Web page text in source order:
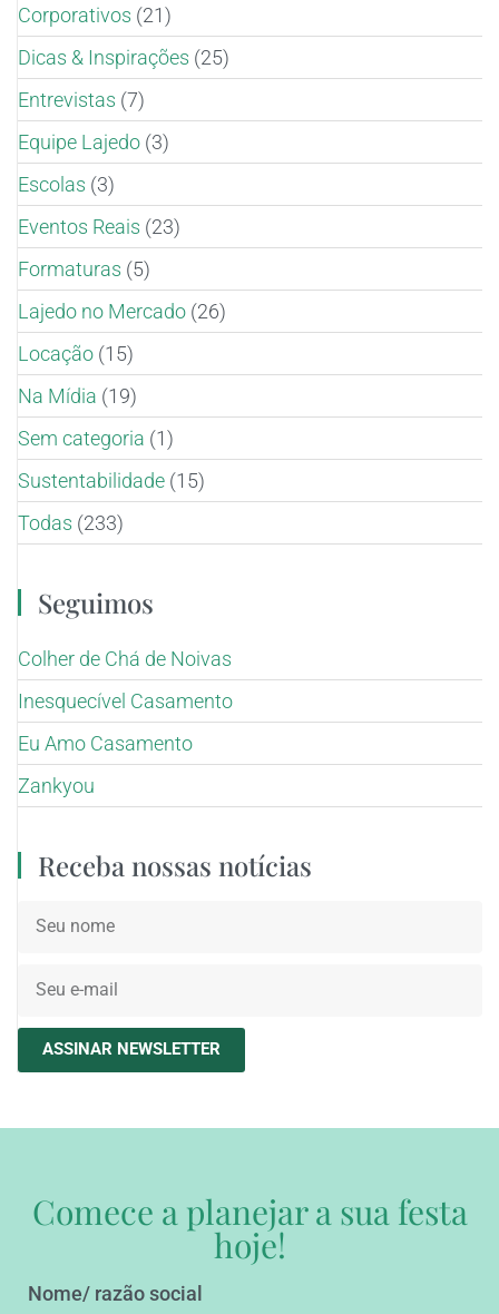
Corporativos (21)
Dicas & Inspirações (25)
Entrevistas (7)
Equipe Lajedo (3)
Escolas (3)
Eventos Reais (23)
Formaturas (5)
Lajedo no Mercado (26)
Locação (15)
Na Mídia (19)
Sem categoria (1)
Sustentabilidade (15)
Todas (233)
Seguimos
Colher de Chá de Noivas
Inesquecível Casamento
Eu Amo Casamento
Zankyou
Receba nossas notícias
ASSINAR NEWSLETTER
Comece a planejar a sua festa
hoje!
Nome/ razão social